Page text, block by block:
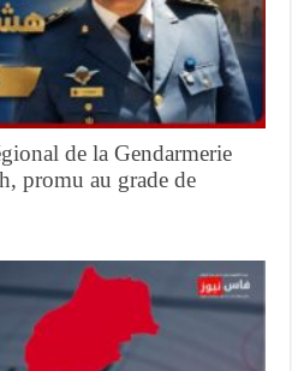
de la Gendarmerie
promu au grade de